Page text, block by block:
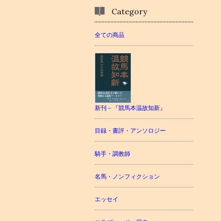
Category
全ての商品
新刊－『競馬本温故知新』
目録・書評・アンソロジー
騎手・調教師
名馬・ノンフィクション
エッセイ